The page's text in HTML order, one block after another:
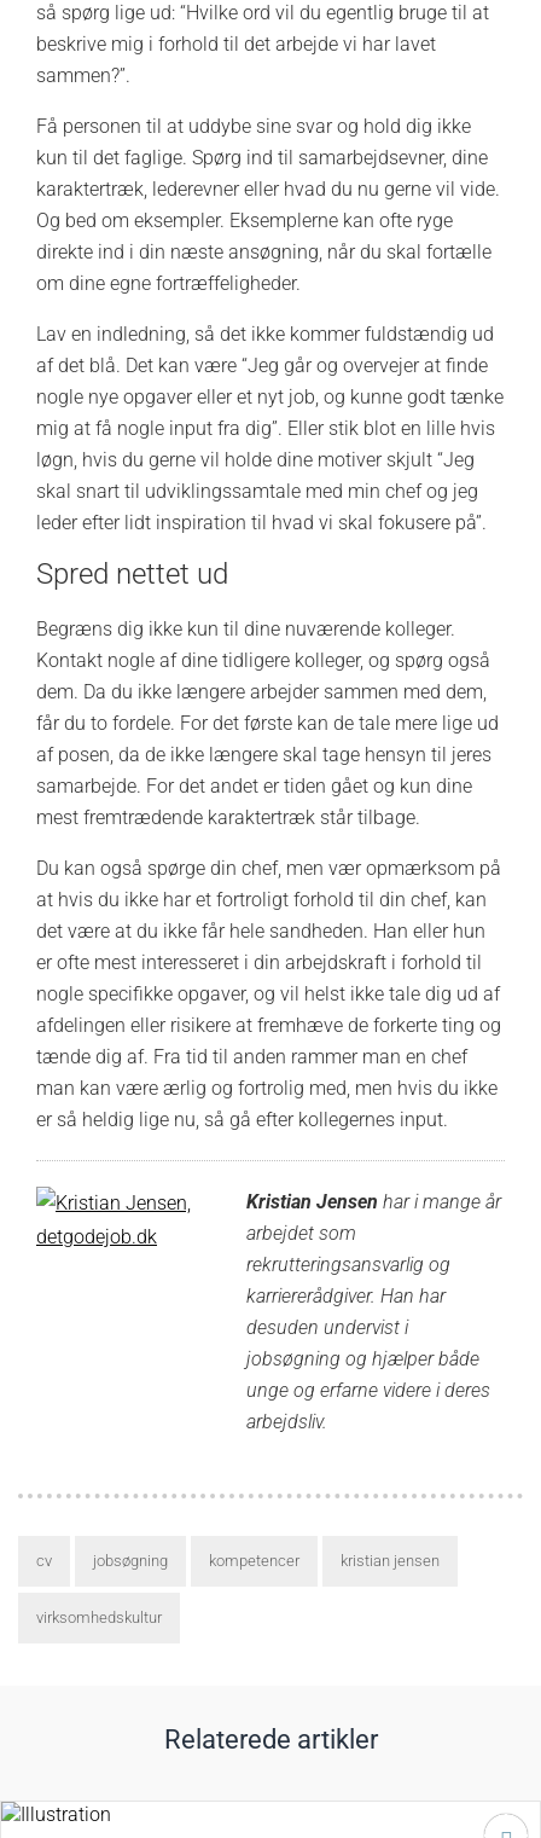
så spørg lige ud: “Hvilke ord vil du egentlig bruge til at
beskrive mig i forhold til det arbejde vi har lavet
sammen?”.
Få personen til at uddybe sine svar og hold dig ikke
kun til det faglige. Spørg ind til samarbejdsevner, dine
karaktertræk, lederevner eller hvad du nu gerne vil vide.
Og bed om eksempler. Eksemplerne kan ofte ryge
direkte ind i din næste ansøgning, når du skal fortælle
om dine egne fortræffeligheder.
Lav en indledning, så det ikke kommer fuldstændig ud
af det blå. Det kan være “Jeg går og overvejer at finde
nogle nye opgaver eller et nyt job, og kunne godt tænke
mig at få nogle input fra dig”. Eller stik blot en lille hvis
løgn, hvis du gerne vil holde dine motiver skjult “Jeg
skal snart til udviklingssamtale med min chef og jeg
leder efter lidt inspiration til hvad vi skal fokusere på”.
Spred nettet ud
Begræns dig ikke kun til dine nuværende kolleger.
Kontakt nogle af dine tidligere kolleger, og spørg også
dem. Da du ikke længere arbejder sammen med dem,
får du to fordele. For det første kan de tale mere lige ud
af posen, da de ikke længere skal tage hensyn til jeres
samarbejde. For det andet er tiden gået og kun dine
mest fremtrædende karaktertræk står tilbage.
Du kan også spørge din chef, men vær opmærksom på
at hvis du ikke har et fortroligt forhold til din chef, kan
det være at du ikke får hele sandheden. Han eller hun
er ofte mest interesseret i din arbejdskraft i forhold til
nogle specifikke opgaver, og vil helst ikke tale dig ud af
afdelingen eller risikere at fremhæve de forkerte ting og
tænde dig af. Fra tid til anden rammer man en chef
man kan være ærlig og fortrolig med, men hvis du ikke
er så heldig lige nu, så gå efter kollegernes input.
Kristian Jensen har i mange år
arbejdet som
rekrutteringsansvarlig og
karriererådgiver. Han har
desuden undervist i
jobsøgning og hjælper både
unge og erfarne videre i deres
arbejdsliv.
cv jobsøgning kompetencer kristian jensen
virksomhedskultur
Relaterede artikler